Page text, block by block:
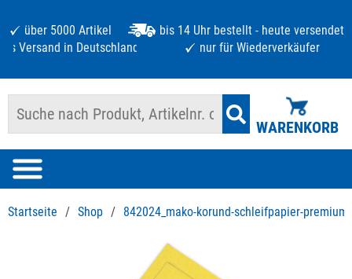
über 5000 Artikel
bis 14 Uhr bestellt - heute versendet
Versand in Deutschland ab 125 €
nur für Wiederverkäufer
WARENKORB
Startseite / Shop / 842024_mako-korund-schleifpapier-premium